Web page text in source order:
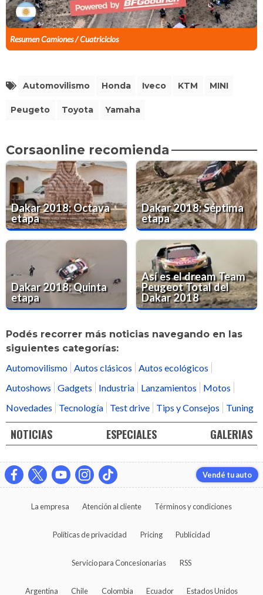
Resumen Camiones / Cuatriciclos
Automovilismo Honda Iveco KTM MINI
Peugeto Toyota Yamaha
Corsaonline recomienda
Dakar 2018: Octava
etapa
Dakar 2018: Séptima
etapa
Dakar 2018: Quinta
etapa
Así es el dream Team
Peugeot Total del
Dakar 2018
Podés recorrer más noticias navegando en las
siguientes categorías:
Automovilismo Autos clásicos
Autos ecológicos
Autoshows
Gadgets Industria Lanzamientos
Motos
Novedades
Tecnología Test drive Tips y Consejos Tuning
NOTICIAS ESPECIALES GALERIAS
Vendé tu auto
La empresa Atención al cliente Términos y condiciones
Políticas de privacidad Pricing Publicidad
Servicio para Concesionarias RSS
Argentina Chile Colombia Ecuador Estados Unidos